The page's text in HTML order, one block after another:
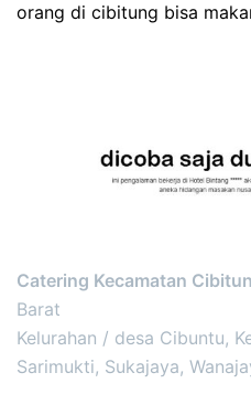
orang di cibitung bisa
Catering Kecamatan
Barat
Kelurahan / desa Cibuntu,
Sarimukti, Sukajaya,